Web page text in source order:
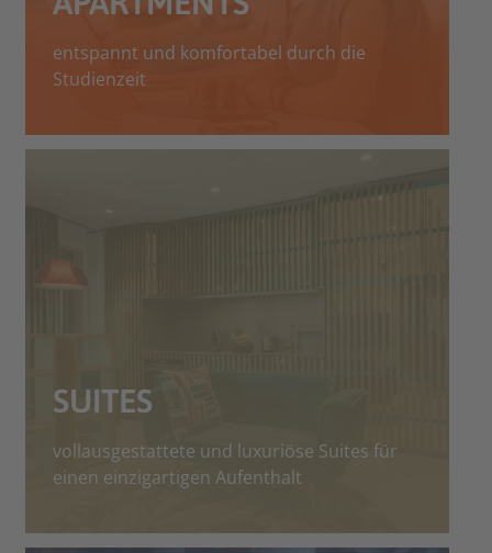
entspannt und komfortabel durch die
Studienzeit
SUITES
vollausgestattete und luxuriöse Suites für
einen einzigartigen Aufenthalt